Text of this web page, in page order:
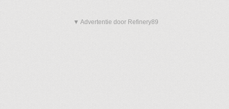
▼ Advertentie door Refinery89